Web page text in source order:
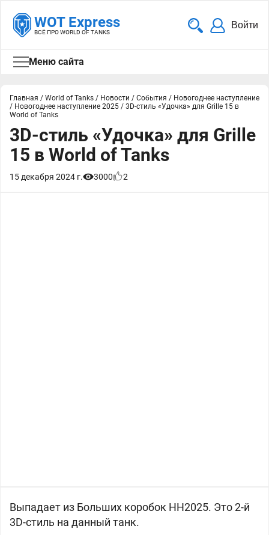
WOT Express
ВСЁ ПРО WORLD OF TANKS
Войти
Меню сайта
Главная / World of Tanks / Новости / События / Новогоднее наступление
/ Новогоднее наступление 2025 / 3D-стиль «Удочка» для Grille 15 в
World of Tanks
3D-стиль «Удочка» для Grille
15 в World of Tanks
15 декабря 2024 г. 3000 2
Выпадает из Больших коробок НН2025. Это 2-й
3D-стиль на данный танк.